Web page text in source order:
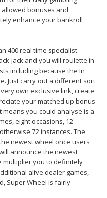
bonuses and
enhance your bankroll
400 real time specialist
jack and you will roulette in
including because the In
Just carry out a different sort
own exclusive link, create
your matched up bonus
you could analyse is a
eight occasions, 12
72 instances. The
newest wheel once users
announce the newest
multiplier you to definitely
alive dealer games,
Super Wheel is fairly